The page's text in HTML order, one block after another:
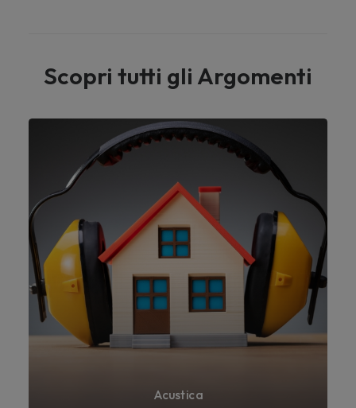
Scopri tutti gli Argomenti
Acustica